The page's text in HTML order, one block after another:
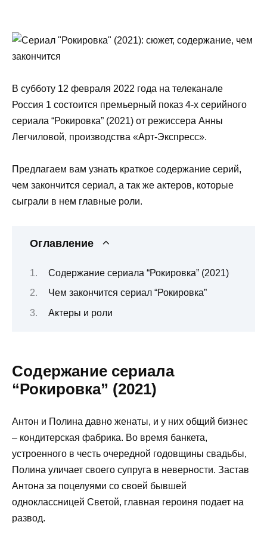
В субботу 12 февраля 2022 года на телеканале
Россия 1 состоится премьерный показ 4-х серийного
сериала “Рокировка” (2021) от режиссера Анны
Легчиловой, производства «Арт-Экспресс».
Предлагаем вам узнать краткое содержание серий,
чем закончится сериал, а так же актеров, которые
сыграли в нем главные роли.
Оглавление
Содержание сериала “Рокировка” (2021)
Чем закончится сериал “Рокировка”
Актеры и роли
Содержание сериала
“Рокировка” (2021)
Антон и Полина давно женаты, и у них общий бизнес
– кондитерская фабрика. Во время банкета,
устроенного в честь очередной годовщины свадьбы,
Полина уличает своего супруга в неверности. Застав
Антона за поцелуями со своей бывшей
одноклассницей Светой, главная героиня подает на
развод.